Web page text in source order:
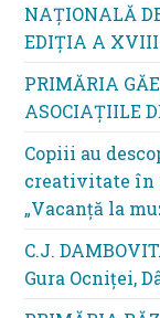
NAȚIONALĂ
EDIŢIA A
PRIMĂRIA
ASOCIAȚIILE
Copiii au
creativitate în
„Vacanță la
C.J.
Gura Ocniței,